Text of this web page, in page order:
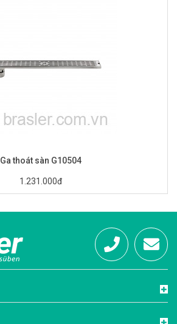
Ga thoát sàn G10504
1.231.000đ